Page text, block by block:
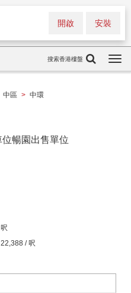
安裝
開啟
搜索香港樓盤
中區 > 中環
暢園出售單位
/ 呎